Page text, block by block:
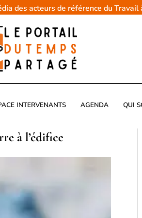
des acteurs de référence du
INTERVENANTS AGENDA QUI
à l’édifice